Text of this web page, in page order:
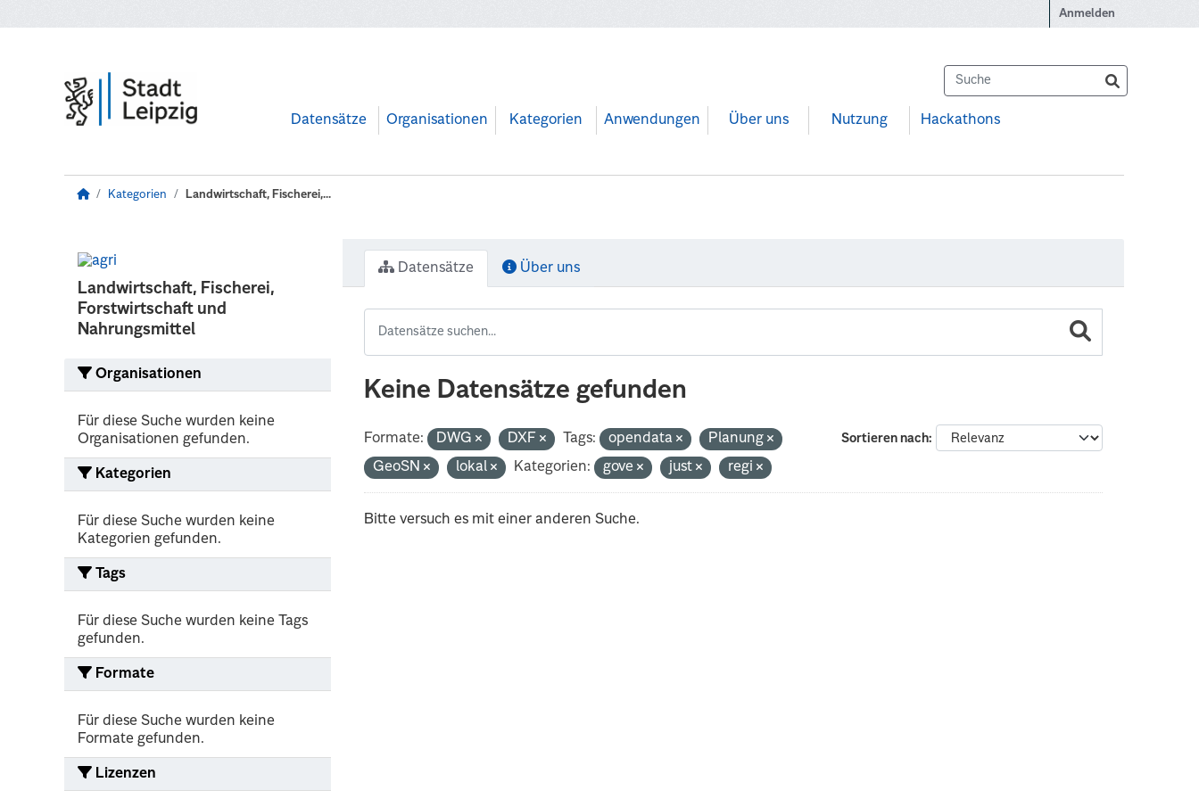
Anmelden
Datensätze Organisationen Kategorien Anwendungen Über uns Nutzung Hackathons
Kategorien Landwirtschaft, Fischerei,...
Landwirtschaft, Fischerei,
Forstwirtschaft und
Nahrungsmittel
Organisationen
Für diese Suche wurden keine
Organisationen gefunden.
Kategorien
Für diese Suche wurden keine
Kategorien gefunden.
Tags
Für diese Suche wurden keine Tags
gefunden.
Formate
Für diese Suche wurden keine
Formate gefunden.
Lizenzen
Datensätze Über uns
Keine Datensätze gefunden
Sortieren nach
Formate: DWG DXF Tags: opendata
Planung
GeoSN
lokal Kategorien: gove just regi
Bitte versuch es mit einer anderen Suche.